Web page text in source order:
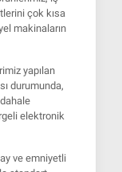
çok kısa
makinaların
yapılan
durumunda,
elektronik
ve emniyetli